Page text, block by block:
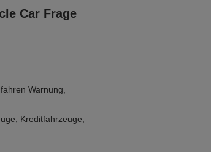
Car Frage
Warnung,
Kreditfahrzeuge,